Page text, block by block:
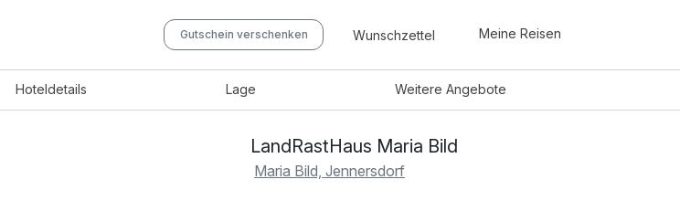
Gutschein verschenken Wunschzettel Meine Reisen
Hoteldetails Lage WeitereAngebote
LandRastHaus Maria Bild
Maria Bild, Jennersdorf